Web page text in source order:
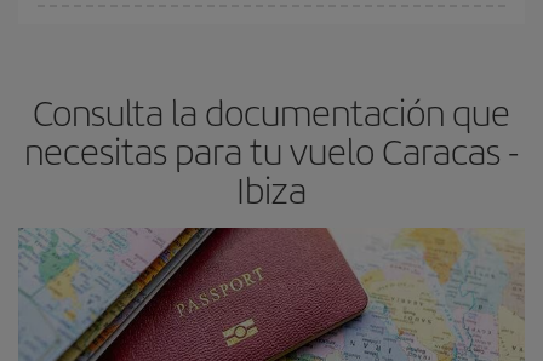
avión más baratos te saldrán. Además, si buscas los vuelos con
las fechas y los horarios del viaje un poco abiertos, podráselegir
el precio más barato.
Consulta la documentación que
necesitas para tu vuelo Caracas -
Ibiza